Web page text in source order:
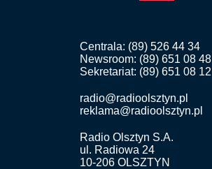
Centrala: (89) 526 44 34
Newsroom: (89) 651 08 48
Sekretariat: (89) 651 08 12
radio@radioolsztyn.pl
reklama@radioolsztyn.pl
Radio Olsztyn S.A.
ul. Radiowa 24
10-206 OLSZTYN